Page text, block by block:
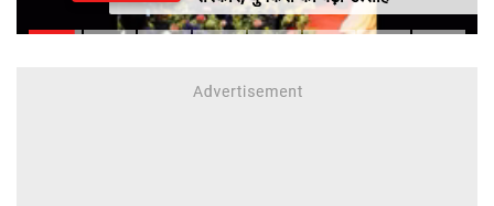
और इनके फायदे